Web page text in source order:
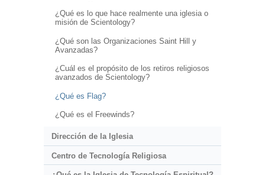
¿Qué es lo que hace realmente una iglesia o
misión de Scientology?
¿Qué son las Organizaciones Saint Hill y
Avanzadas?
¿Cuál es el propósito de los retiros religiosos
avanzados de Scientology?
¿Qué es Flag?
¿Qué es el Freewinds?
Dirección de la Iglesia
Centro de Tecnología Religiosa